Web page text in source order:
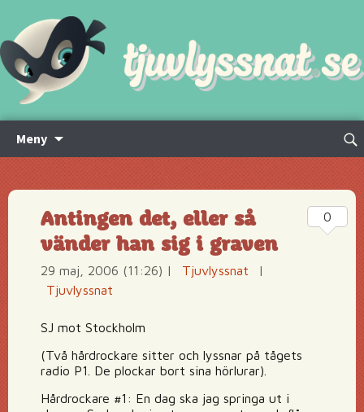
Meny
innehåll
Sök
Antingen det, eller så
vänder han sig i graven
29 maj, 2006 (11:26) | Tjuvlyssnat
|
Tjuvlyssnat
SJ mot Stockholm
(Två hårdrockare sitter och lyssnar på tågets
radio P1. De plockar bort sina hörlurar).
Hårdrockare #1: En dag ska jag springa ut i
0